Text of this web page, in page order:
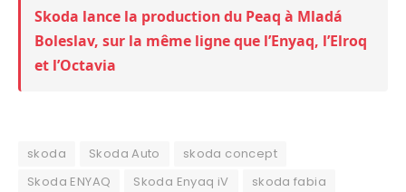
Skoda lance la production du Peaq à Mladá
Boleslav, sur la même ligne que l’Enyaq, l’Elroq
et l’Octavia
skoda Skoda Auto
skoda concept
Skoda ENYAQ
Skoda Enyaq iV
skoda fabia